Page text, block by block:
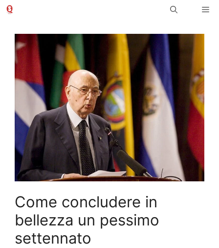
Vai
Come concludere in
bellezza un pessimo
settennato